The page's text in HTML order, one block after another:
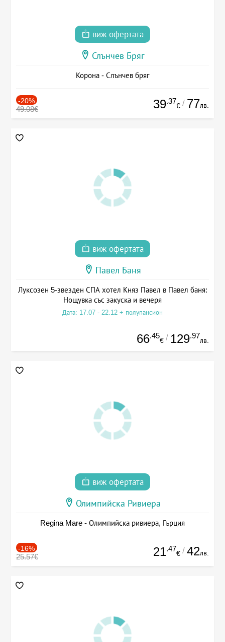
виж офертата
Слънчев Бряг
Корона - Слънчев бряг
-20%
49.08€ 39.37
€ / 77лв.
виж офертата
Павел Баня
Луксозен 5-звезден СПА хотел Княз Павел в Павел баня:
Нощувка със закуска и вечеря
Дата: 17.07 - 22.12 + полупансион
66.45
€ / 129.97
лв.
виж офертата
Олимпийска Ривиера
Regina Mare - Олимпийска ривиера, Гърция
-16%
25.57€ 21.47
€ / 42лв.